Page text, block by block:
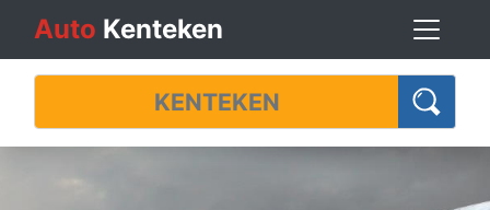
Auto Kenteken